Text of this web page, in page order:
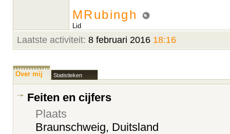
MRubingh
Lid
Laatste activiteit: 8 februari 2016 18:16
Over mij Statistieken
Feiten en cijfers
Plaats
Braunschweig, Duitsland